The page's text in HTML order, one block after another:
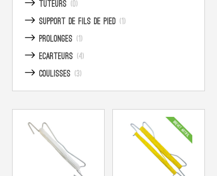
Tuteurs (0)
Support de fils de pied (1)
Prolonges (1)
Ecarteurs (4)
Coulisses (3)